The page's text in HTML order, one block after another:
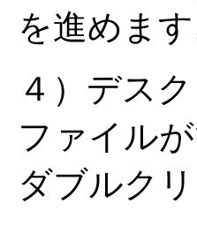
を進めます
４）デス
ファイル
ダブルク